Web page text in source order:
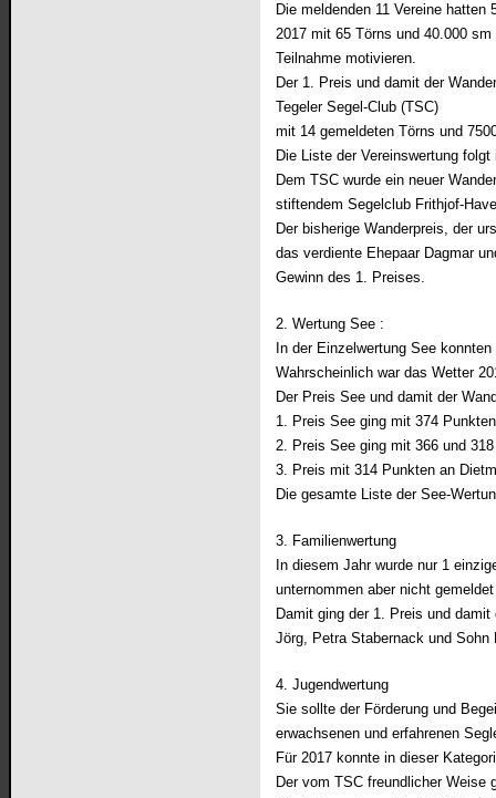
Die meldenden 11 Vereine
2017 mit 65 Törns und 40.000
Teilnahme motivieren.
Der 1. Preis und damit der
Tegeler Segel-Club (TSC)
mit 14 gemeldeten Törns und
Die Liste der Vereinswertung folgt
Dem TSC wurde ein neuer
stiftendem Segelclub Frithjof-
Der bisherige Wanderpreis, der
das verdiente Ehepaar Dagmar
Gewinn des 1. Preises.
2. Wertung See :
In der Einzelwertung See
Wahrscheinlich war das Wetter
Der Preis See und damit der
1. Preis See ging mit 374
2. Preis See ging mit 366 und
3. Preis mit 314 Punkten an
Die gesamte Liste der See-
3. Familienwertung
In diesem Jahr wurde nur 1
unternommen aber nicht
Damit ging der 1. Preis und damit
Jörg, Petra Stabernack und
4. Jugendwertung
Sie sollte der Förderung und
erwachsenen und erfahrenen
Für 2017 konnte in dieser
Der vom TSC freundlicher Weise